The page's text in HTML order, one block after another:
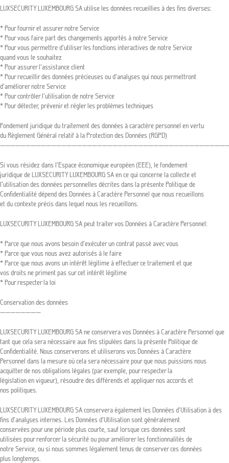
LUXSECURITY LUXEMBOURG SA utilise les données recueillies à des fins diverses:
* Pour fournir et assurer notre Service
* Pour vous faire part des changements apportés à notre Service
* Pour vous permettre d’utiliser les fonctions interactives de notre Service
quand vous le souhaitez
* Pour assurer l’assistance client
* Pour recueillir des données précieuses ou d’analyses qui nous permettront
d’améliorer notre Service
* Pour contrôler l’utilisation de notre Service
* Pour détecter, prévenir et régler les problèmes techniques
Fondement juridique du traitement des données à caractère personnel en vertu
du Règlement Général relatif à la Protection des Données (RGPD)
Si vous résidez dans l’Espace économique européen (EEE), le fondement
juridique de LUXSECURITY LUXEMBOURG SA en ce qui concerne la collecte et
l’utilisation des données personnelles décrites dans la présente Politique de
Confidentialité dépend des Données à Caractère Personnel que nous recueillons
et du contexte précis dans lequel nous les recueillons.
LUXSECURITY LUXEMBOURG SA peut traiter vos Données à Caractère Personnel:
* Parce que nous avons besoin d’exécuter un contrat passé avec vous
* Parce que vous nous avez autorisés à le faire
* Parce que nous avons un intérêt légitime à effectuer ce traitement et que
vos droits ne priment pas sur cet intérêt légitime
* Pour respecter la loi
Conservation des données
————————
LUXSECURITY LUXEMBOURG SA ne conservera vos Données à Caractère Personnel que
tant que cela sera nécessaire aux fins stipulées dans la présente Politique de
Confidentialité. Nous conserverons et utiliserons vos Données à Caractère
Personnel dans la mesure où cela sera nécessaire pour que nous puissions nous
acquitter de nos obligations légales (par exemple, pour respecter la
législation en vigueur), résoudre des différends et appliquer nos accords et
nos politiques.
LUXSECURITY LUXEMBOURG SA conservera également les Données d’Utilisation à des
fins d’analyses internes. Les Données d’Utilisation sont généralement
conservées pour une période plus courte, sauf lorsque ces données sont
utilisées pour renforcer la sécurité ou pour améliorer les fonctionnalités de
notre Service, ou si nous sommes légalement tenus de conserver ces données
plus longtemps.